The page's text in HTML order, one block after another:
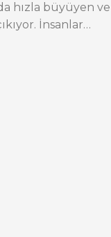
hızla büyüyen ve
İnsanlar…